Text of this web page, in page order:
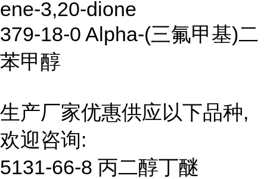
ene-3,20-dione
379-18-0 Alpha-(三氟甲基)二
苯甲醇
生产厂家优惠供应以下品种,
欢迎咨询:
5131-66-8 丙二醇丁醚